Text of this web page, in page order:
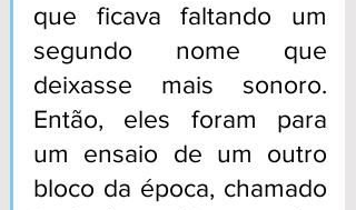
que ficava faltando um
segundo nome que
deixasse mais sonoro.
Então, eles foram para
um ensaio de um outro
bloco da época, chamado